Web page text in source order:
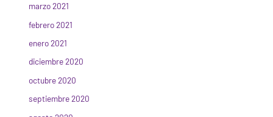
marzo 2021
febrero 2021
enero 2021
diciembre 2020
octubre 2020
septiembre 2020